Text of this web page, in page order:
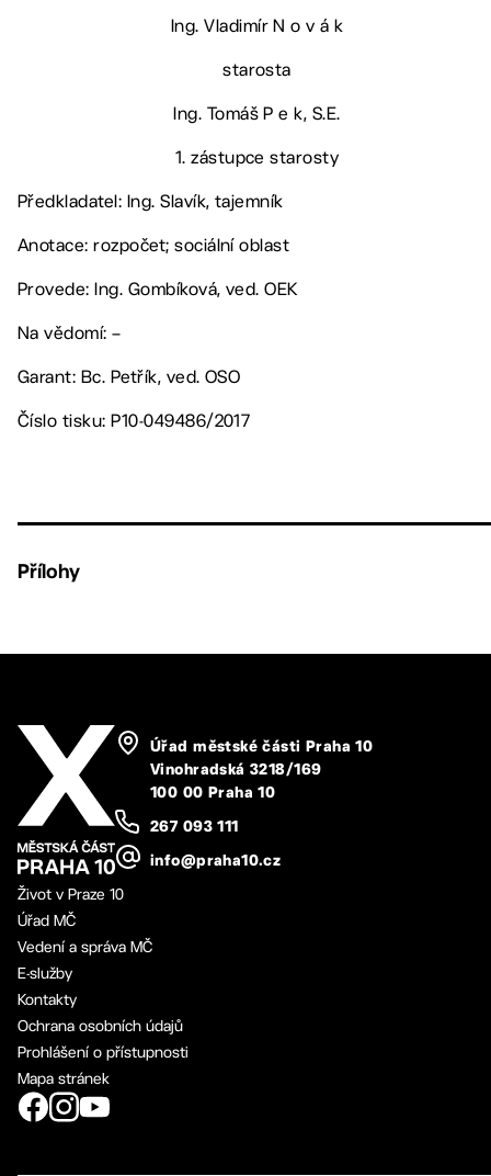
Ing. Vladimír N o v á k
starosta
Ing. Tomáš P e k, S.E.
1. zástupce starosty
Předkladatel: Ing. Slavík, tajemník
Anotace: rozpočet; sociální oblast
Provede: Ing. Gombíková, ved. OEK
Na vědomí: –
Garant: Bc. Petřík, ved. OSO
Číslo tisku: P10-049486/2017
Přílohy
Úřad městské části Praha 10
Vinohradská 3218/169
100 00 Praha 10
267 093 111
info@praha10.cz
Život v Praze 10
Úřad MČ
Vedení a správa MČ
E-služby
Kontakty
Ochrana osobních údajů
Prohlášení o přístupnosti
Mapa stránek